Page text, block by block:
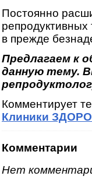
Постоянно
репродуктивных
в прежде
Предлагаем к
данную тему.
Комментирует
Клиники
Комментарии
Нет